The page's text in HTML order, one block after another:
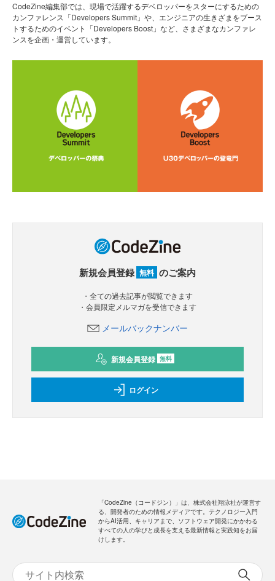
CodeZine編集部では、現場で活躍するデベロッパーをスターにするための
カンファレンス「Developers Summit」や、エンジニアの生きざまをブース
トするためのイベント「Developers Boost」など、さまざまなカンファレ
ンスを企画・運営しています。
新規会員登録 無料 のご案内
・全ての過去記事が閲覧できます
・会員限定メルマガを受信できます
メールバックナンバー
新規会員登録 無料
ログイン
「CodeZine（コードジン）」は、株式会社翔泳社が運営す
る、開発者のための情報メディアです。テクノロジー入門
からAI活用、キャリアまで、ソフトウェア開発にかかわる
すべての人の学びと成長を支える最新情報と実践知をお届
けします。